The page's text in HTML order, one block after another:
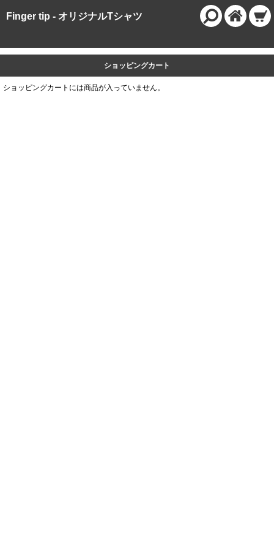
Finger tip - オリジナルTシャツ
ショッピングカート
ショッピングカートには商品が入っていません。